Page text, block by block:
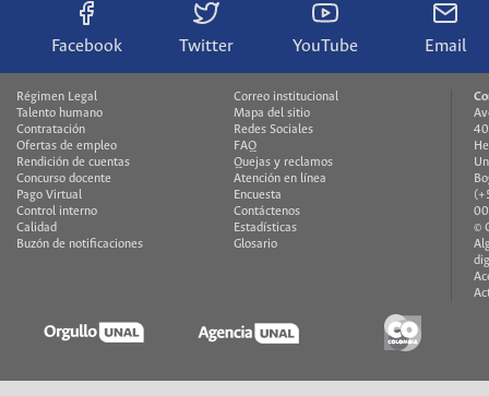
Facebook Twitter YouTube Email
Régimen Legal
Talento humano
Contratación
Ofertas de empleo
Rendición de cuentas
Concurso docente
Pago Virtual
Control interno
Calidad
Buzón de notificaciones
Correo institucional
Mapa del sitio
Redes Sociales
FAQ
Quejas y reclamos
Atención en línea
Encuesta
Contáctenos
Estadísticas
Glosario
©